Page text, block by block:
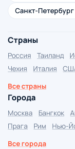
Санкт-Петербург
Страны
Россия Таиланд
Чехия
Италия
Все страны
Города
Москва Бангкок
Прага
Рим Нью-
Все города